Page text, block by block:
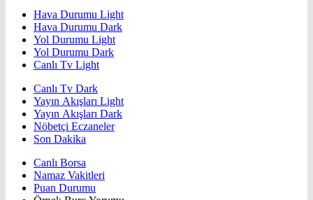
Hava Durumu Light
Hava Durumu Dark
Yol Durumu Light
Yol Durumu Dark
Canlı Tv Light
Canlı Tv Dark
Yayın Akışları Light
Yayın Akışları Dark
Nöbetçi Eczaneler
Son Dakika
Canlı Borsa
Namaz Vakitleri
Puan Durumu